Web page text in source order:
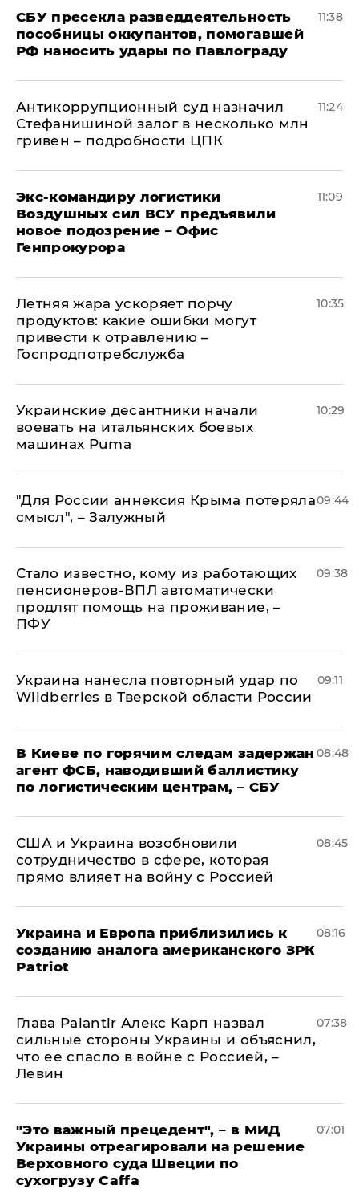
СБУ пресекла разведдеятельность
пособницы оккупантов, помогавшей
РФ наносить удары по Павлограду
11:38
Антикоррупционный суд назначил
Стефанишиной залог в несколько млн
гривен – подробности ЦПК
11:24
Экс-командиру логистики
Воздушных сил ВСУ предъявили
новое подозрение – Офис
Генпрокурора
11:09
Летняя жара ускоряет порчу
продуктов: какие ошибки могут
привести к отравлению –
Госпродпотребслужба
10:35
Украинские десантники начали
воевать на итальянских боевых
машинах Puma
10:29
"Для России аннексия Крыма потеряла
смысл", – Залужный
09:44
Стало известно, кому из работающих
пенсионеров-ВПЛ автоматически
продлят помощь на проживание, –
ПФУ
09:38
Украина нанесла повторный удар по
Wildberries в Тверской области России
09:11
В Киеве по горячим следам задержан
агент ФСБ, наводивший баллистику
по логистическим центрам, – СБУ
08:48
США и Украина возобновили
сотрудничество в сфере, которая
прямо влияет на войну с Россией
08:45
Украина и Европа приблизились к
созданию аналога американского ЗРК
Patriot
08:16
Глава Palantir Алекс Карп назвал
сильные стороны Украины и объяснил,
что ее спасло в войне с Россией, –
Левин
07:38
"Это важный прецедент", – в МИД
Украины отреагировали на решение
Верховного суда Швеции по
сухогрузу Caffa
07:01